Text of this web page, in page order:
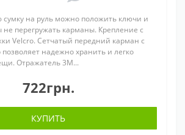
сумку на руль можно положить ключи и
перегружать карманы. Крепление с
Velcro. Сетчатый передний карман с
позволяет надежно хранить и легко
Отражатель 3M...
722грн.
КУПИТЬ